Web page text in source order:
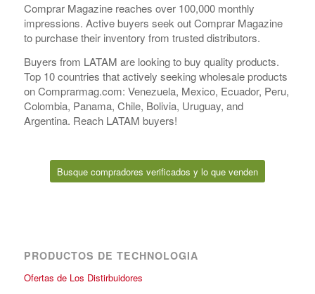
Comprar Magazine reaches over 100,000 monthly
impressions. Active buyers seek out Comprar Magazine
to purchase their inventory from trusted distributors.
Buyers from LATAM are looking to buy quality products.
Top 10 countries that actively seeking wholesale products
on Comprarmag.com: Venezuela, Mexico, Ecuador, Peru,
Colombia, Panama, Chile, Bolivia, Uruguay, and
Argentina. Reach LATAM buyers!
Busque compradores verificados y lo que venden
PRODUCTOS DE TECHNOLOGIA
Ofertas de Los Distirbuidores